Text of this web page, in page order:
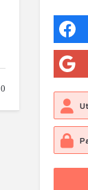
0